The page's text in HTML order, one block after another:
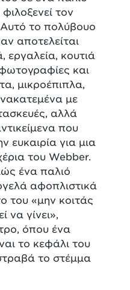
τον
το πολύβουο
αποτελείται
εργαλεία, κουτιά
και
μικροέπιπλα,
με
αλλά
που
ευκαιρία για μια
του Webber.
ένα παλιό
αφοπλιστικά
του «μην κοιτάς
να γίνει»,
όπου ένα
το κεφάλι του
το στέμμα